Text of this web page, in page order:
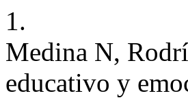
1.
Medina N,
educativo y